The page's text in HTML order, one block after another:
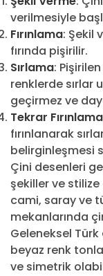
verilmesiyle
Fırınlama: Şekil
fırında pişirilir.
Sırlama:
renklerde sırlar
geçirmez ve
Tekrar Fırınlama
fırınlanarak
belirginleşmesi
Çini desenleri
şekiller ve
cami, saray ve
mekanlarında
Geleneksel
beyaz renk
ve simetrik